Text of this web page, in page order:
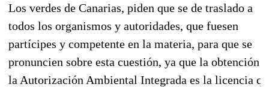
Los verdes de Canarias, piden que se de traslado a
todos los organismos y autoridades, que fuesen
partícipes y competente en la materia, para que se
pronuncien sobre esta cuestión, ya que la obtención
la Autorización Ambiental Integrada es la licencia